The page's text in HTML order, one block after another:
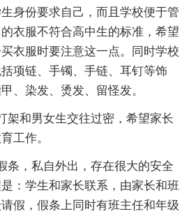
身份要求自己，而且学校便于管
衣服不符合高中生的标准，希望
衣服时要注意这一点。同时学校
项链、手镯、手链、耳钉等饰
、染发、烫发、留怪发。
架和男女生交往过密，希望家长
工作。
条，私自外出，存在很大的安全
：学生和家长联系，由家长和班
假，假条上同时有班主任和年级